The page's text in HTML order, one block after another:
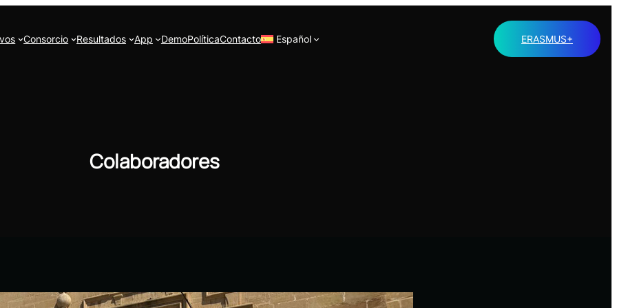
Consorcio Resultados App DemoPolíticaContacto Español ERASMUS+
Colaboradores